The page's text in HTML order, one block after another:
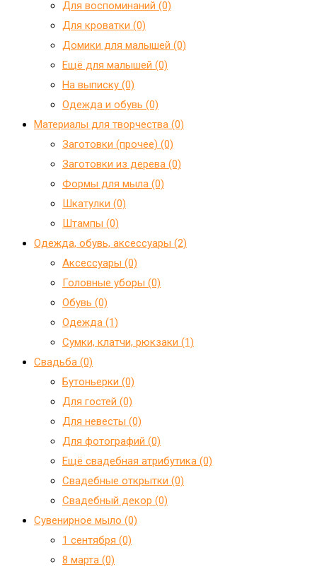
Для воспоминаний (0)
Для кроватки (0)
Домики для малышей (0)
Ещё для малышей (0)
На выписку (0)
Одежда и обувь (0)
Материалы для творчества (0)
Заготовки (прочее) (0)
Заготовки из дерева (0)
Формы для мыла (0)
Шкатулки (0)
Штампы (0)
Одежда, обувь, аксессуары (2)
Аксессуары (0)
Головные уборы (0)
Обувь (0)
Одежда (1)
Сумки, клатчи, рюкзаки (1)
Свадьба (0)
Бутоньерки (0)
Для гостей (0)
Для невесты (0)
Для фотографий (0)
Ещё свадебная атрибутика (0)
Свадебные открытки (0)
Свадебный декор (0)
Сувенирное мыло (0)
1 сентября (0)
8 марта (0)